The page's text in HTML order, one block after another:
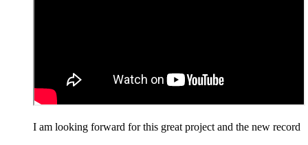
I am looking forward for this great project and the new record